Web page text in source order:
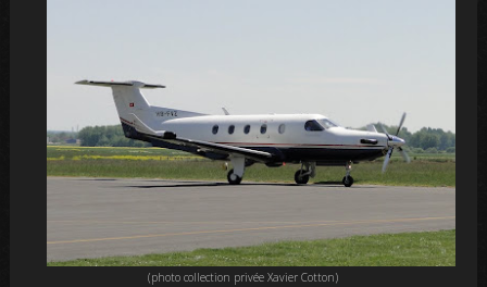
(photo collection privée Xavier Cotton)